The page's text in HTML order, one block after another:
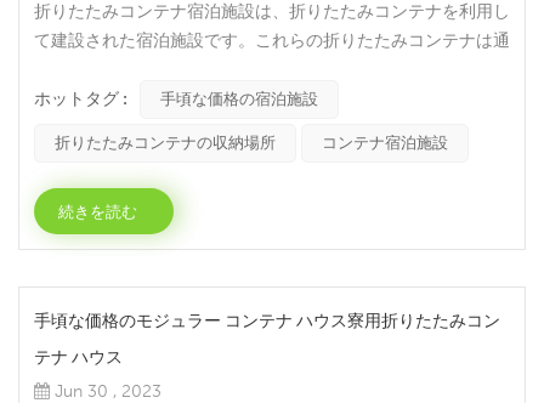
折りたたみコンテナ宿泊施設は、折りたたみコンテナを利用し
て建設された宿泊施設です。これらの折りたたみコンテナは通
素材で作られています。折りたたみコンテナ宿泊施設のいくつ
テナ宿泊施設は、必要に応じて分解、組み立て、再配置できま
す。実際のニーズに応じていつでも部屋のレイアウトとサイズ
を...
ホットタグ : 手頃な価格の宿泊施設
折りたたみコンテナの収納場所 コンテナ宿泊施設
続きを読む
手頃な価格のモジュラー コンテナ ハウス寮用折りたたみコン
テナ ハウス
Jun 30 , 2023